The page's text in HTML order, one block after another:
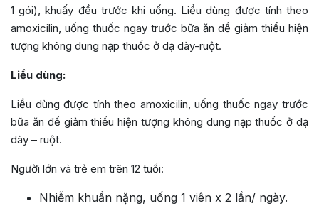
1 gói), khuấy đều trước khi uống. Liều dùng được tính theo
amoxicilin, uống thuốc ngay trước bữa ăn dể giảm thiểu hiện
tượng không dung nạp thuốc ở dạ dày-ruột.
Liều dùng:
Liều dùng được tính theo amoxicilin, uống thuốc ngay trước
bữa ăn để giảm thiểu hiện tượng không dung nạp thuốc ở dạ
dày – ruột.
Người lớn và trẻ em trên 12 tuổi:
Nhiễm khuẩn nặng, uống 1 viên x 2 lần/ ngày.